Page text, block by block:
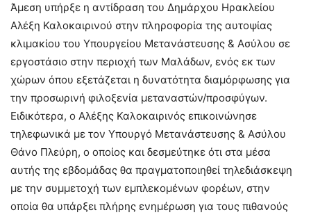
Άμεση υπήρξε η αντίδραση του Δημάρχου Ηρακλείου
Αλέξη Καλοκαιρινού στην πληροφορία της αυτοψίας
κλιμακίου του Υπουργείου Μετανάστευσης & Ασύλου σε
εργοστάσιο στην περιοχή των Μαλάδων, ενός εκ των
χώρων όπου εξετάζεται η δυνατότητα διαμόρφωσης για
την προσωρινή φιλοξενία μεταναστών/προσφύγων.
Ειδικότερα, ο Αλέξης Καλοκαιρινός επικοινώνησε
τηλεφωνικά με τον Υπουργό Μετανάστευσης & Ασύλου
Θάνο Πλεύρη, ο οποίος και δεσμεύτηκε ότι στα μέσα
αυτής της εβδομάδας θα πραγματοποιηθεί τηλεδιάσκεψη
με την συμμετοχή των εμπλεκομένων φορέων, στην
οποία θα υπάρξει πλήρης ενημέρωση για τους πιθανούς